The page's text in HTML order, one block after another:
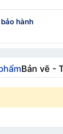
hành
Bản vẽ -